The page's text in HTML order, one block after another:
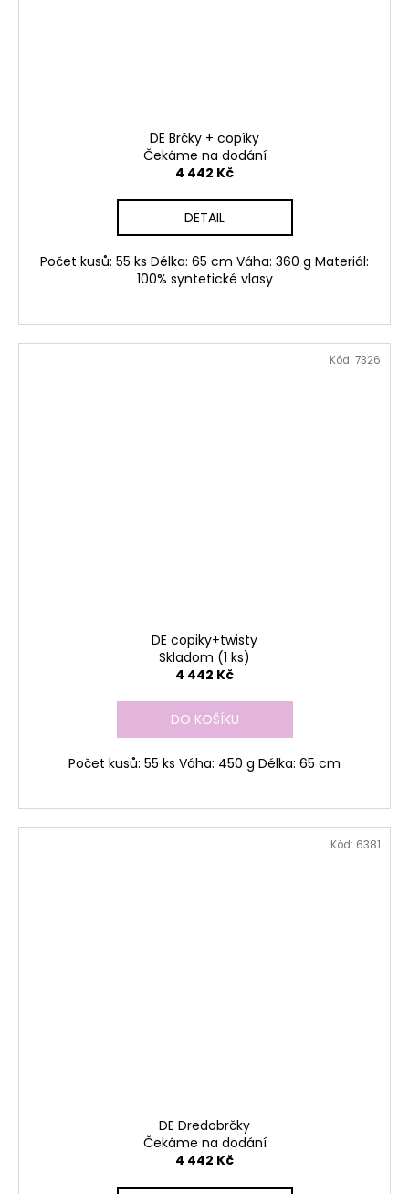
DE Brčky + copíky
Čekáme na dodání
4 442 Kč
DETAIL
Počet kusů: 55 ks Délka: 65 cm Váha: 360 g Materiál:
100% syntetické vlasy
DE copiky+twisty
Skladom (1 ks)
4 442 Kč
DO KOŠÍKU
Počet kusů: 55 ks Váha: 450 g Délka: 65 cm
Kód: 7326
DE Dredobrčky
Čekáme na dodání
4 442 Kč
Kód: 6381